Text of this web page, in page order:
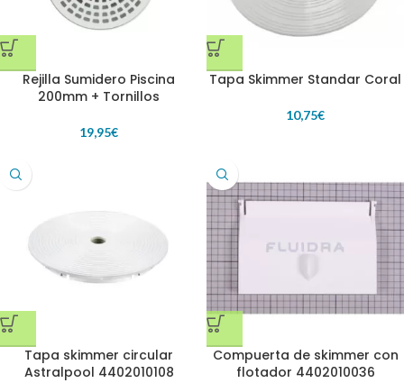
Rejilla Sumidero Piscina
200mm + Tornillos
19,95€
Tapa Skimmer Standar Coral
10,75€
Tapa skimmer circular
Astralpool 4402010108
Compuerta de skimmer con
flotador 4402010036